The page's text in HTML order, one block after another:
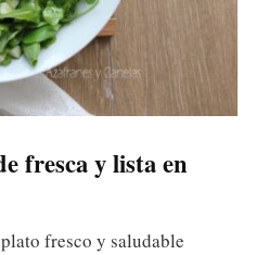
fresca y lista en
fresco y saludable